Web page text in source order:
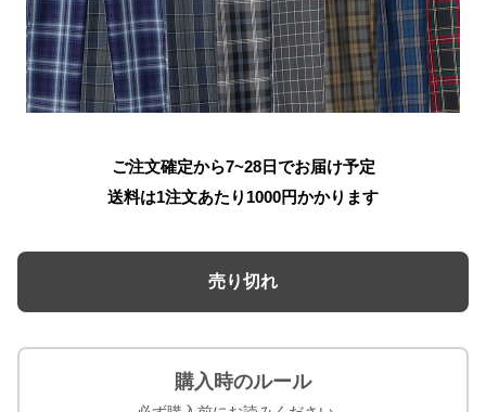
ご注文確定から7~28日でお届け予定
送料は1注文あたり 1000円かかります
売り切れ
購入時のルール